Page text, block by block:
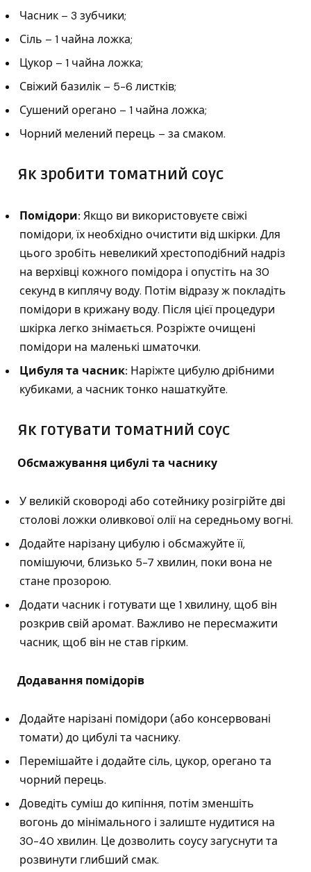
Часник – 3 зубчики;
Сіль – 1 чайна ложка;
Цукор – 1 чайна ложка;
Свіжий базилік – 5-6 листків;
Сушений орегано – 1 чайна ложка;
Чорний мелений перець – за смаком.
Як зробити томатний соус
Помідори: Якщо ви використовуєте свіжі
помідори, їх необхідно очистити від шкірки. Для
цього зробіть невеликий хрестоподібний надріз
на верхівці кожного помідора і опустіть на 30
секунд в киплячу воду. Потім відразу ж покладіть
помідори в крижану воду. Після цієї процедури
шкірка легко знімається. Розріжте очищені
помідори на маленькі шматочки.
Цибуля та часник: Наріжте цибулю дрібними
кубиками, а часник тонко нашаткуйте.
Як готувати томатний соус
Обсмажування цибулі та часнику
У великій сковороді або сотейнику розігрійте дві
столові ложки оливкової олії на середньому вогні.
Додайте нарізану цибулю і обсмажуйте її,
помішуючи, близько 5-7 хвилин, поки вона не
стане прозорою.
Додати часник і готувати ще 1 хвилину, щоб він
розкрив свій аромат. Важливо не пересмажити
часник, щоб він не став гірким.
Додавання помідорів
Додайте нарізані помідори (або консервовані
томати) до цибулі та часнику.
Перемішайте і додайте сіль, цукор, орегано та
чорний перець.
Доведіть суміш до кипіння, потім зменшіть
вогонь до мінімального і залиште нудитися на
30-40 хвилин. Це дозволить соусу загуснути та
розвинути глибший смак.